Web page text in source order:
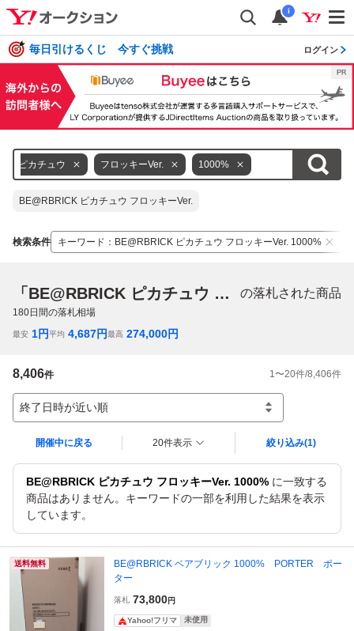
i
毎日引けるくじ 今すぐ挑戦 ログイン
ピカチュウ フロッキーVer. 1000%
BE@RBRICK ピカチュウ フロッキーVer.
検索条件 キーワード ： BE@RBRICK ピカチュウ フロッキーVer. 1000%
「BE@RBRICK ピカチュウ フロッキーVer. 1000%」 の落札された商品
180日間の落札相場
最安 1円平均 4,687円最高 274,000円
8,406件 1 〜20件/8,406件
終了日時が近い順
開催中に戻る 20件表示 絞り込み(1)
BE@RBRICK ピカチュウ フロッキーVer. 1000% に一致する
商品はありません。キーワードの一部を利用した結果を表示
しています。
送料無料
BE@RBRICK ベアブリック 1000% PORTER ポー
ター
落札 73,800円
Yahoo!フリマ 未使用